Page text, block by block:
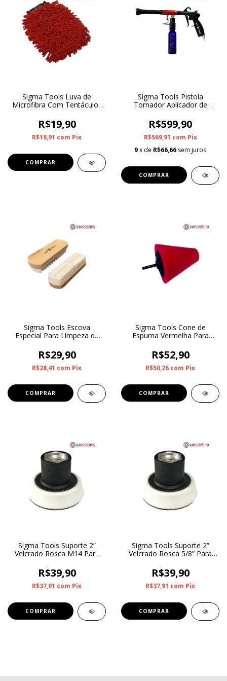
Sigma Tools Luva de
Microfibra Com Tentáculos
R$19,90
R$18,91 com Pix
Sigma Tools Pistola
Tornador Aplicador de
R$599,90
R$569,91 com Pix
9x de R$66,66 sem juros
Sigma Tools Escova
Especial Para Limpeza de
R$29,90
R$28,41 com Pix
Sigma Tools Cone de
Espuma Vermelha Para
Cantos Macia
R$52,90
R$50,26 com Pix
Sigma Tools Suporte 2”
Velcrado Rosca M14 Para
R$39,90
R$37,91 com Pix
Sigma Tools Suporte 2”
Velcrado Rosca 5/8” Para
R$39,90
R$37,91 com Pix